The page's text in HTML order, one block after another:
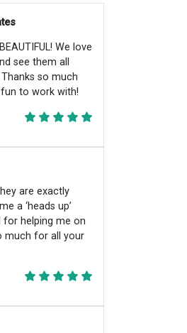
We love
see them all
so much
to work with!
are exactly
a ‘heads up’
for helping me on
much for all your